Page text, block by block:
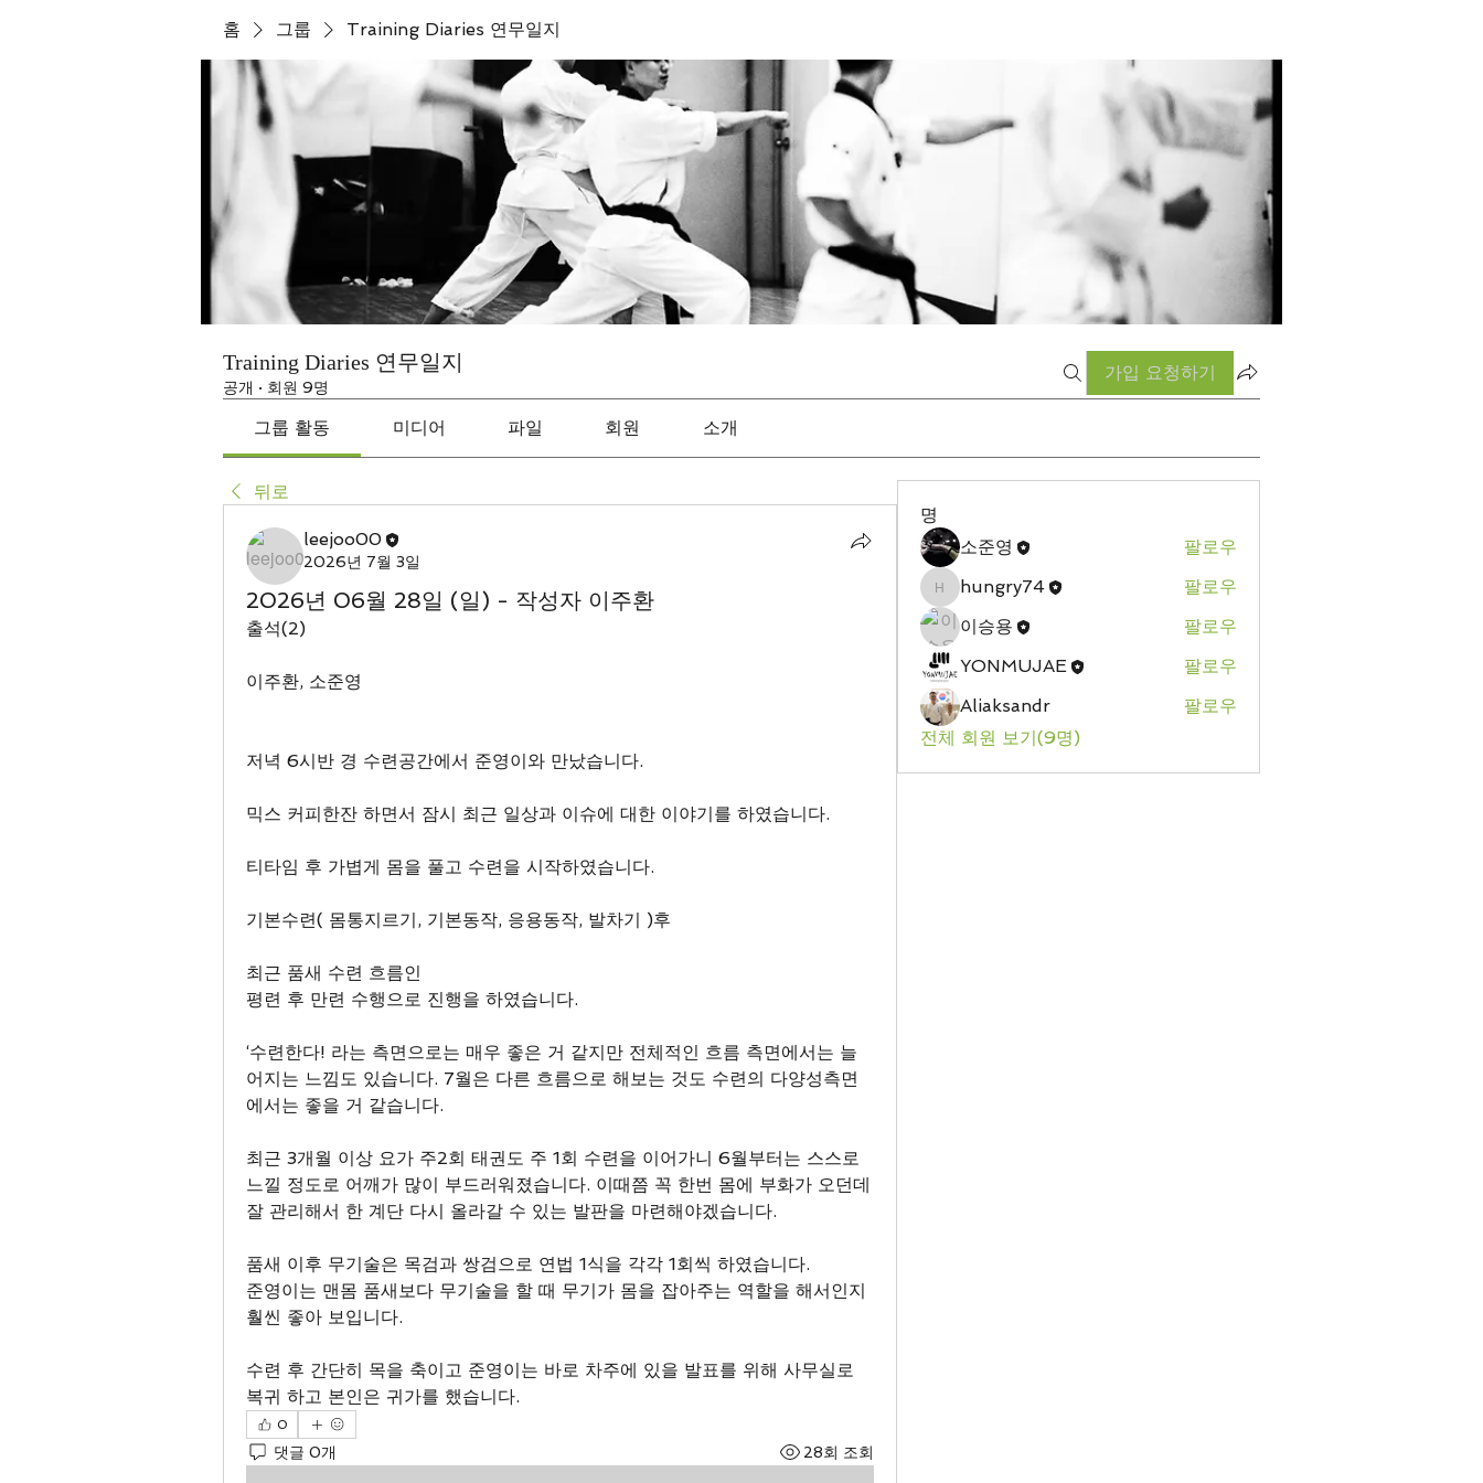
홈 그룹 Training Diaries 연무일지
Training Diaries 연무일지
공개 · 회원 9명
가입 요청하기
그룹 활동 미디어 파일 회원 소개
뒤로
leejoo00
2026년 7월 3일
2026년 06월 28일 (일) - 작성자 이주환
출석(2)
이주환, 소준영
저녁 6시반 경 수련공간에서 준영이와 만났습니다.
믹스 커피한잔 하면서 잠시 최근 일상과 이슈에 대한 이야기를 하였습니다.
티타임 후 가볍게 몸을 풀고 수련을 시작하였습니다.
기본수련( 몸통지르기, 기본동작, 응용동작, 발차기 )후
최근 품새 수련 흐름인
평련 후 만련 수행으로 진행을 하였습니다.
‘수련한다! 라는 측면으로는 매우 좋은 거 같지만 전체적인 흐름 측면에서는 늘
어지는 느낌도 있습니다. 7월은 다른 흐름으로 해보는 것도 수련의 다양성측면
에서는 좋을 거 같습니다.
최근 3개월 이상 요가 주2회 태권도 주 1회 수련을 이어가니 6월부터는 스스로
느낄 정도로 어깨가 많이 부드러워졌습니다. 이때쯤 꼭 한번 몸에 부화가 오던데
잘 관리해서 한 계단 다시 올라갈 수 있는 발판을 마련해야겠습니다.
품새 이후 무기술은 목검과 쌍검으로 연법 1식을 각각 1회씩 하였습니다.
준영이는 맨몸 품새보다 무기술을 할 때 무기가 몸을 잡아주는 역할을 해서인지
훨씬 좋아 보입니다.
수련 후 간단히 목을 축이고 준영이는 바로 차주에 있을 발표를 위해 사무실로
복귀 하고 본인은 귀가를 했습니다.
0
댓글 0개 28회 조회
명
소준영
팔로우
hungry74
hungry74
팔로우
이승용
팔로우
YONMUJAE
팔로우
Aliaksandr
팔로우
전체 회원 보기(9명)